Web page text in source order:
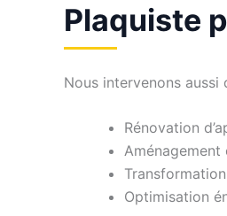
Plaquiste
Nous intervenons
Rénovation
Aménagement
Optimisation